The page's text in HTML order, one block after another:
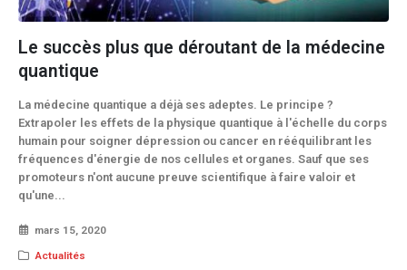
Le succès plus que déroutant de la médecine
quantique
La médecine quantique a déjà ses adeptes. Le principe ?
Extrapoler les effets de la physique quantique à l'échelle du corps
humain pour soigner dépression ou cancer en rééquilibrant les
fréquences d'énergie de nos cellules et organes. Sauf que ses
promoteurs n'ont aucune preuve scientifique à faire valoir et
qu'une...
mars 15, 2020
Actualités